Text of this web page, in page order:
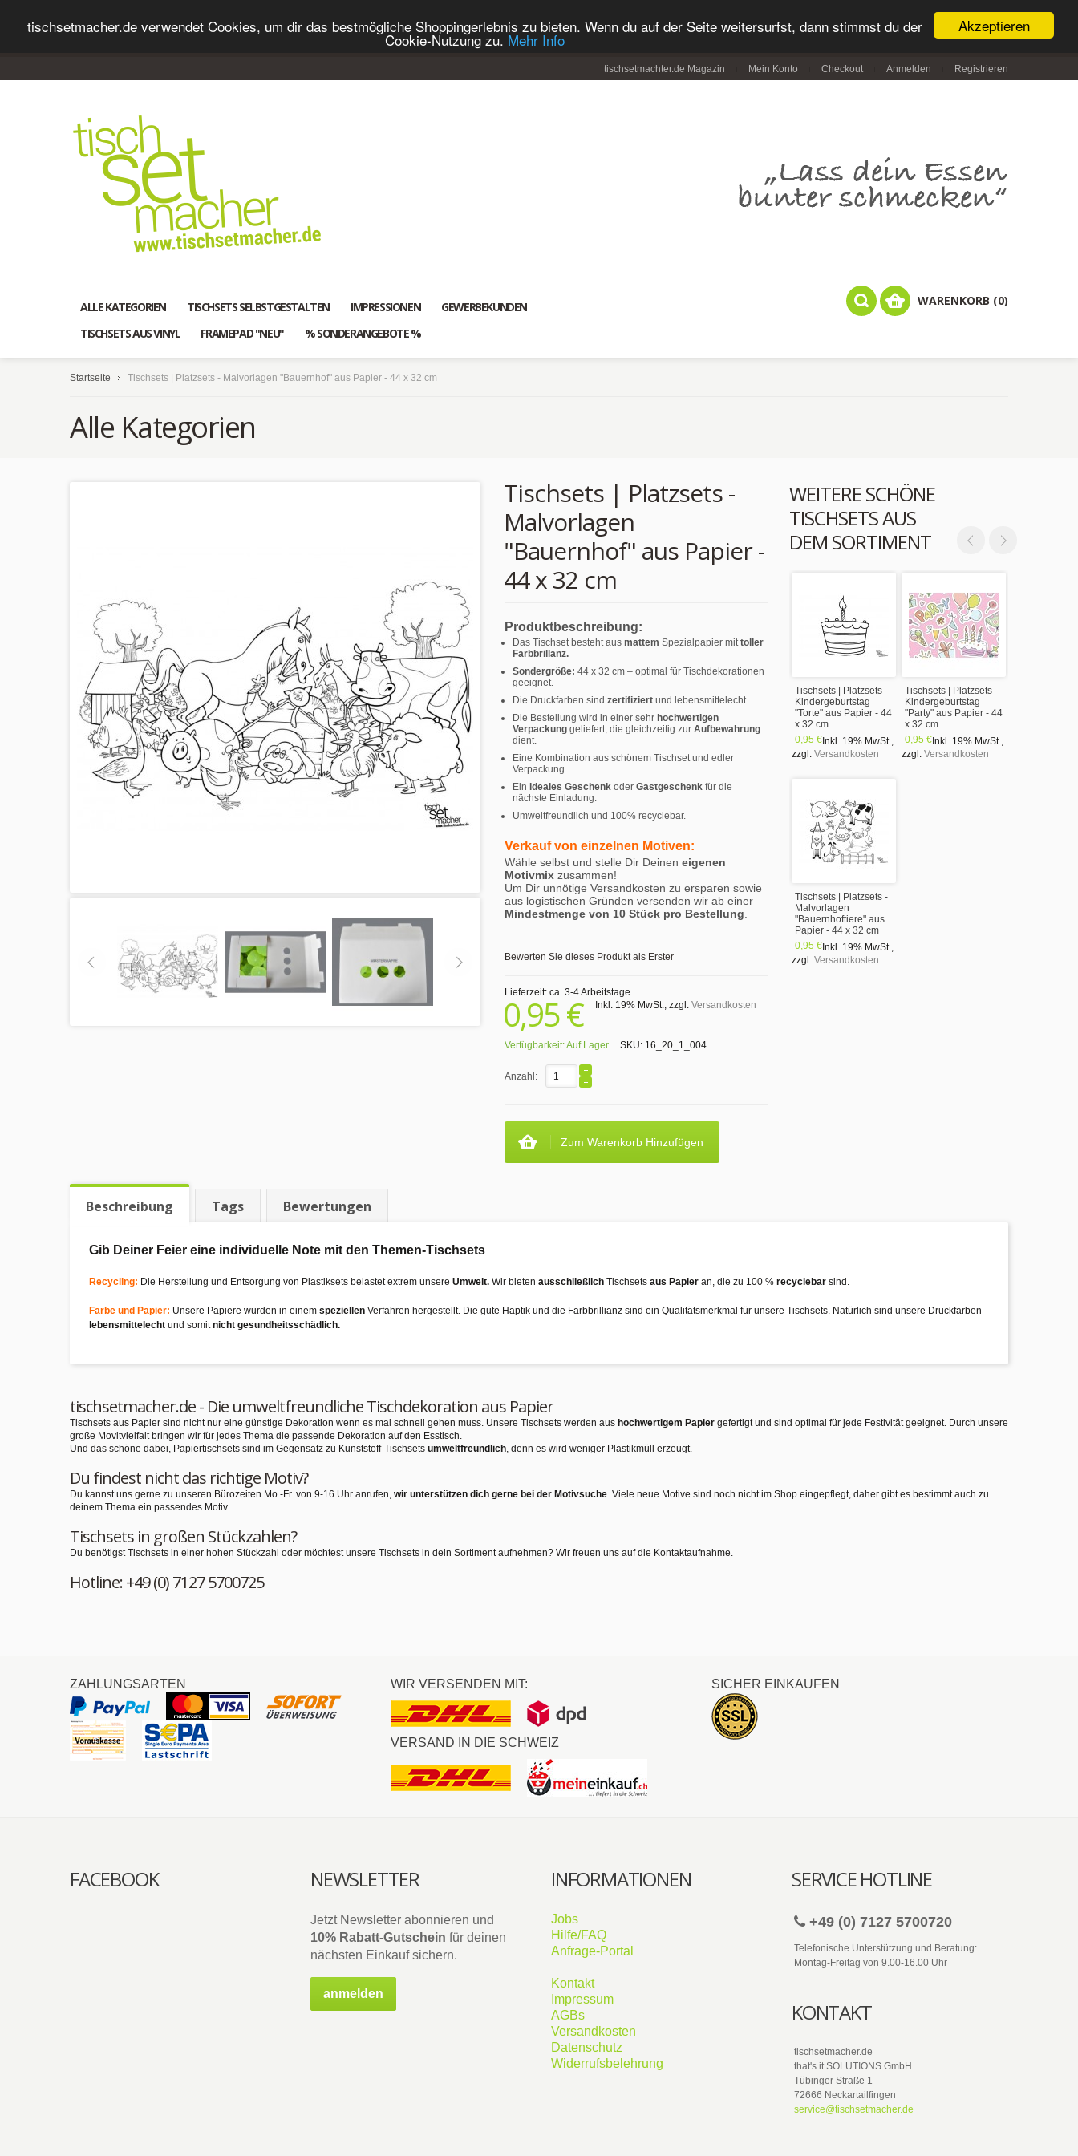
Akzeptieren
tischsetmacher.de verwendet Cookies, um dir das bestmögliche Shoppingerlebnis zu bieten. Wenn du auf der Seite weitersurfst, dann stimmst du der
Cookie-Nutzung zu. Mehr Info
tischsetmachter.de Magazin Mein Konto Checkout Anmelden Registrieren
ALLE KATEGORIEN TISCHSETS SELBSTGESTALTEN IMPRESSIONEN
GEWERBEKUNDEN
TISCHSETS AUS VINYL
FRAMEPAD "NEU" % SONDERANGEBOTE %
WARENKORB (0)
Startseite Tischsets | Platzsets - Malvorlagen "Bauernhof" aus Papier - 44 x 32 cm
Alle Kategorien
WEITERE SCHÖNE
TISCHSETS AUS
DEM SORTIMENT
Tischsets | Platzsets -
Kindergeburtstag
"Torte" aus Papier - 44
x 32 cm
0,95 € Inkl. 19% MwSt.,
zzgl. Versandkosten
Tischsets | Platzsets -
Kindergeburtstag
"Party" aus Papier - 44
x 32 cm
0,95 € Inkl. 19% MwSt.,
zzgl. Versandkosten
Tischsets | Platzsets -
Malvorlagen
"Bauernhoftiere" aus
Papier - 44 x 32 cm
0,95 € Inkl. 19% MwSt.,
zzgl. Versandkosten
Tischsets | Platzsets -
Malvorlagen
"Bauernhof" aus Papier -
44 x 32 cm
Produktbeschreibung:
Das Tischset besteht aus mattem Spezialpapier mittoller
Farbbrillanz.
Sondergröße: 44 x 32 cm – optimal für Tischdekorationen
geeignet.
Die Druckfarben sind zertifiziert und lebensmittelecht.
Die Bestellung wird in einer sehr hochwertigen
Verpackung geliefert, die gleichzeitig zur Aufbewahrung
dient.
Eine Kombination aus schönem Tischset und edler
Verpackung.
Ein ideales Geschenk oder Gastgeschenk für die
nächste Einladung.
Umweltfreundlich und 100% recyclebar.
Verkauf von einzelnen Motiven:
Wähle selbst und stelle Dir Deinen eigenen
Motivmix zusammen!
Um Dir unnötige Versandkosten zu ersparen sowie
aus logistischen Gründen versenden wir ab einer
Mindestmenge von 10 Stück pro Bestellung
Bewerten Sie dieses Produkt als Erster
Lieferzeit: ca. 3-4 Arbeitstage
0,95 € Inkl. 19% MwSt., zzgl. Versandkosten
Verfügbarkeit:Auf Lager SKU: 16_20_1_004
Anzahl:
Zum Warenkorb Hinzufügen
Beschreibung Tags Bewertungen
Gib Deiner Feier eine individuelle Note mit den Themen-Tischsets
Recycling: Die Herstellung und Entsorgung von Plastiksets belastet extrem unsere Umwelt. Wir bieten ausschließlich Tischsets aus Papier an, die zu 100 % recyclebar sind.
Farbe und Papier: Unsere Papiere wurden in einem speziellen Verfahren hergestellt. Die gute Haptik und die Farbbrillianz sind ein Qualitätsmerkmal für unsere Tischsets. Natürlich sind unsere Druckfarben
lebensmittelecht und somitnicht gesundheitsschädlich.
tischsetmacher.de - Die umweltfreundliche Tischdekoration aus Papier
Tischsets aus Papier sind nicht nur eine günstige Dekoration wenn es mal schnell gehen muss. Unsere Tischsets werden aus hochwertigem Papier gefertigt und sind optimal für jede Festivität geeignet. Durch unsere
große Movitvielfalt bringen wir für jedes Thema die passende Dekoration auf den Esstisch.
Und das schöne dabei, Papiertischsets sind im Gegensatz zu Kunststoff-Tischsets umweltfreundlich, denn es wird weniger Plastikmüll erzeugt.
Du findest nicht das richtige Motiv?
Du kannst uns gerne zu unseren Bürozeiten Mo.-Fr. von 9-16 Uhr anrufen, wir unterstützen dich gerne bei der Motivsuche. Viele neue Motive sind noch nicht im Shop eingepflegt, daher gibt es bestimmt auch zu
deinem Thema ein passendes Motiv.
Tischsets in großen Stückzahlen?
Du benötigst Tischsets in einer hohen Stückzahl oder möchtest unsere Tischsets in dein Sortiment aufnehmen? Wir freuen uns auf die Kontaktaufnahme.
Hotline: +49 (0) 7127 5700725
ZAHLUNGSARTEN WIR VERSENDEN MIT:
VERSAND IN DIE SCHWEIZ
SICHER EINKAUFEN
FACEBOOK NEWSLETTER
Jetzt Newsletter abonnieren und
10% Rabatt-Gutschein für deinen
nächsten Einkauf sichern.
anmelden
INFORMATIONEN
Jobs
Hilfe/FAQ
Anfrage-Portal
Kontakt
Impressum
AGBs
Versandkosten
Datenschutz
Widerrufsbelehrung
SERVICE HOTLINE
+49 (0) 7127 5700720
Telefonische Unterstützung und Beratung:
Montag-Freitag von 9.00-16.00 Uhr
KONTAKT
tischsetmacher.de
that's it SOLUTIONS GmbH
Tübinger Straße 1
72666 Neckartailfingen
service@tischsetmacher.de